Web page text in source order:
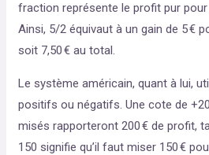
fraction représente le profit pur
Ainsi, 5/2 équivaut à un gain de 5 €
soit 7,50 € au total.
Le système américain, quant à lui,
positifs ou négatifs. Une cote de
misés rapporteront 200 € de profit,
150 signifie qu’il faut miser 150 €